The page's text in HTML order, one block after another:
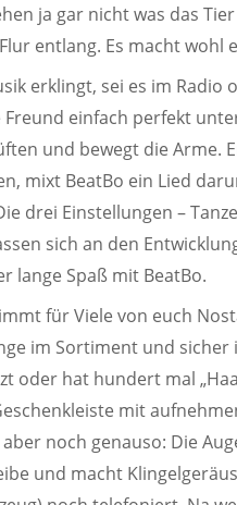
ja gar nicht was das
entlang. Es macht wohl
erklingt, sei es im Radio
einfach perfekt
und bewegt die Arme.
mixt BeatBo ein Lied
drei Einstellungen –
sich an den
lange Spaß mit BeatBo.
für Viele von euch
im Sortiment und
oder hat hundert mal
mit
noch genauso: Die
und macht